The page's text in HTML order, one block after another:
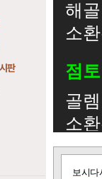
판
해
소
점
골
소
피
강
보시